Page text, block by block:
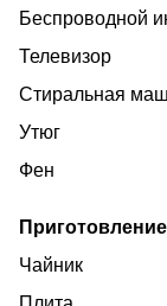
У нас выдаются
Беспроводной
Телевизор
Стиральная
Утюг
Фен
Чайник